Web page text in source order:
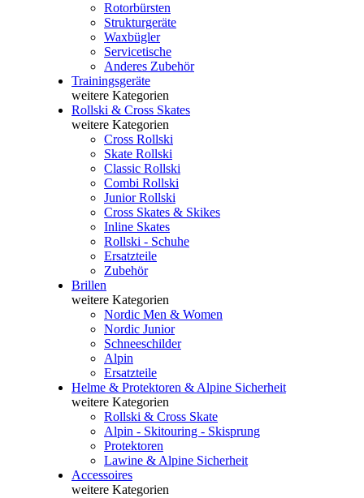
Rotorbürsten
Strukturgeräte
Waxbügler
Servicetische
Anderes Zubehör
Trainingsgeräte
weitere Kategorien
Rollski & Cross Skates
weitere Kategorien
Cross Rollski
Skate Rollski
Classic Rollski
Combi Rollski
Junior Rollski
Cross Skates & Skikes
Inline Skates
Rollski - Schuhe
Ersatzteile
Zubehör
Brillen
weitere Kategorien
Nordic Men & Women
Nordic Junior
Schneeschilder
Alpin
Ersatzteile
Helme & Protektoren & Alpine Sicherheit
weitere Kategorien
Rollski & Cross Skate
Alpin - Skitouring - Skisprung
Protektoren
Lawine & Alpine Sicherheit
Accessoires
weitere Kategorien